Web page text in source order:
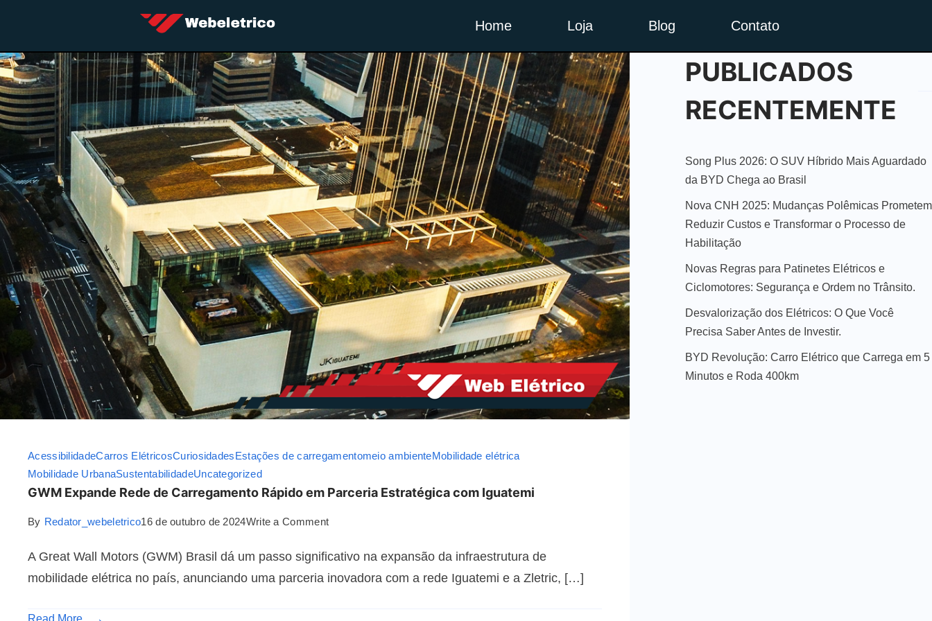
Home Loja Blog Contato
AcessibilidadeCarros ElétricosCuriosidadesEstações de carregamentomeio ambienteMobilidade elétrica
Mobilidade UrbanaSustentabilidadeUncategorized
GWM Expande Rede de Carregamento Rápido em Parceria Estratégica com Iguatemi
By Redator_webeletrico16 de outubro de 2024Write a Comment
A Great Wall Motors (GWM) Brasil dá um passo significativo na expansão da infraestrutura de
mobilidade elétrica no país, anunciando uma parceria inovadora com a rede Iguatemi e a Zletric, […]
PUBLICADOS
RECENTEMENTE
Song Plus 2026: O SUV Híbrido Mais Aguardado
da BYD Chega ao Brasil
Nova CNH 2025: Mudanças Polêmicas Prometem
Reduzir Custos e Transformar o Processo de
Habilitação
Novas Regras para Patinetes Elétricos e
Ciclomotores: Segurança e Ordem no Trânsito.
Desvalorização dos Elétricos: O Que Você
Precisa Saber Antes de Investir.
BYD Revolução: Carro Elétrico que Carrega em 5
Minutos e Roda 400km